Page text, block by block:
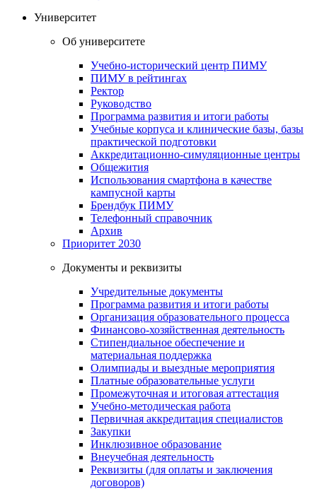
Университет
Об университете
Учебно-исторический центр ПИМУ
ПИМУ в рейтингах
Ректор
Руководство
Программа развития и итоги работы
Учебные корпуса и клинические базы, базы
практической подготовки
Аккредитационно-симуляционные центры
Общежития
Использования смартфона в качестве
кампусной карты
Брендбук ПИМУ
Телефонный справочник
Архив
Приоритет 2030
Документы и реквизиты
Учредительные документы
Программа развития и итоги работы
Организация образовательного процесса
Финансово-хозяйственная деятельность
Стипендиальное обеспечение и
материальная поддержка
Олимпиады и выездные мероприятия
Платные образовательные услуги
Промежуточная и итоговая аттестация
Учебно-методическая работа
Первичная аккредитация специалистов
Закупки
Инклюзивное образование
Внеучебная деятельность
Реквизиты (для оплаты и заключения
договоров)